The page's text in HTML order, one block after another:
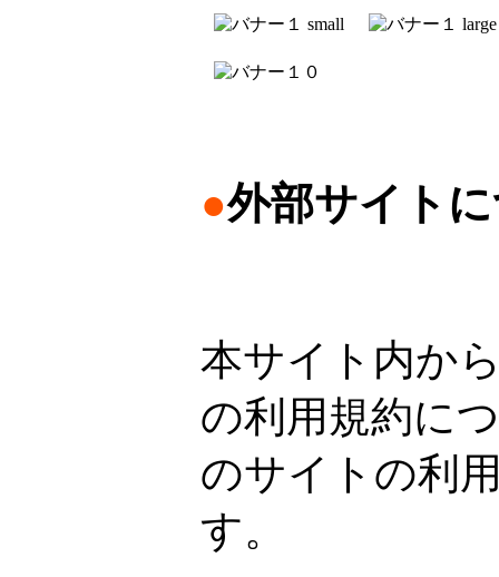
●外部サイト
本サイト内か
の利用規約に
のサイトの利
す。